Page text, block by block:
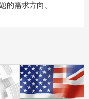
的需求方向。